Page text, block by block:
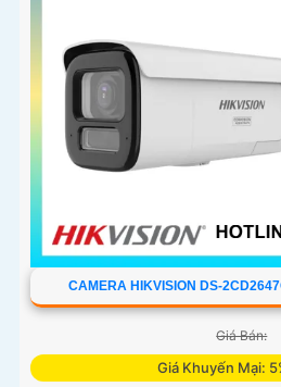
CAMERA HIKVISION DS-
Giá Bán:
Giá Khuyến Mại: